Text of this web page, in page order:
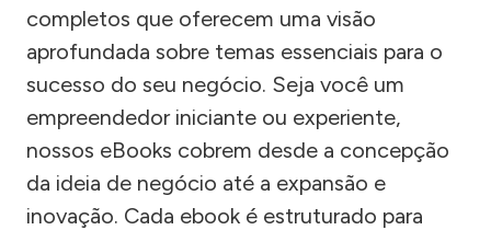
completos que oferecem uma visão
aprofundada sobre temas essenciais para o
sucesso do seu negócio. Seja você um
empreendedor iniciante ou experiente,
nossos eBooks cobrem desde a concepção
da ideia de negócio até a expansão e
inovação. Cada ebook é estruturado para